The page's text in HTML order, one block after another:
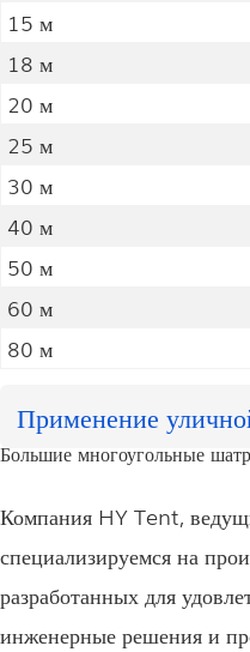
15 м
18 м
20 м
25 м
30 м
40 м
50 м
60 м
80 м
Применение
Большие многоугольные
Компания HY Tent,
специализируемся на
разработанных для
инженерные решения и